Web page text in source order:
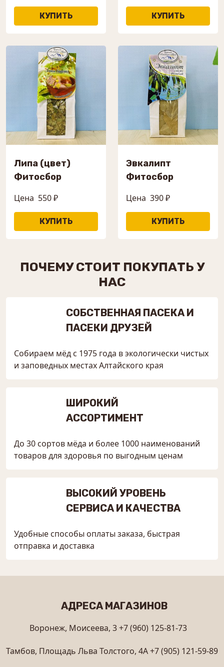
Липа (цвет)
Фитосбор
Цена 550 ₽
Эвкалипт
Фитосбор
Цена 390 ₽
ПОЧЕМУ СТОИТ ПОКУПАТЬ У
НАС
СОБСТВЕННАЯ ПАСЕКА И
ПАСЕКИ ДРУЗЕЙ
Собираем мёд с 1975 года в экологически чистых
и заповедных местах Алтайского края
ШИРОКИЙ
АССОРТИМЕНТ
До 30 сортов мёда и более 1000 наименований
товаров для здоровья по выгодным ценам
ВЫСОКИЙ УРОВЕНЬ
СЕРВИСА И КАЧЕСТВА
Удобные способы оплаты заказа, быстрая
отправка и доставка
АДРЕСА МАГАЗИНОВ
Воронеж, Моисеева, 3+7 (960) 125-81-73
Тамбов, Площадь Льва Толстого, 4А+7 (905) 121-59-89